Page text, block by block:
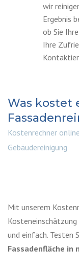
wir
Ergebnis
ob Sie
Ihre
Was kostet
Kostenrechner
Gebäudereinigung
Mit unserem
Kosteneinschätzung
und einfach. Testen
Fassadenfläche in